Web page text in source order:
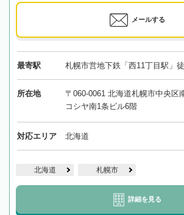
メールする
最寄駅 札幌市営地下鉄「西11丁目駅」
所在地
〒060-0061 北海道札幌市中央区
コシヤ南1条ビル6階
対応エリア 北海道
北海道 札幌市
詳細を見る